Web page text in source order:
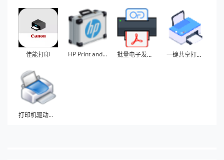
佳能打印 HP Print and Scan Doctor 批量电子发票打印工具 一键共享打印机
打印机驱动助手